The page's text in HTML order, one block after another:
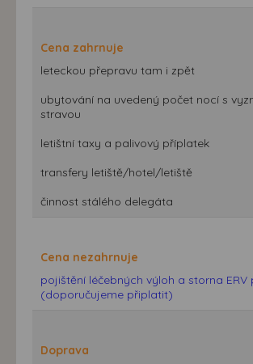
Cena zahrnuje
leteckou přepravu tam i zpět
ubytování na uvedený počet nocí s
stravou
letištní taxy a palivový příplatek
transfery letiště/hotel/letiště
činnost stálého delegáta
Cena nezahrnuje
pojištění léčebných výloh a storna ERV
(doporučujeme připlatit)
Doprava